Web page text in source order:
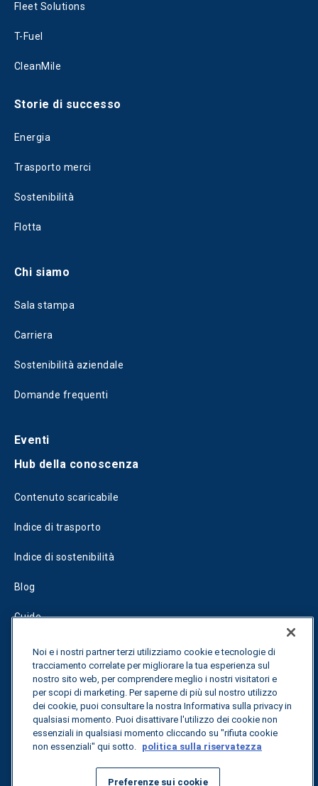
Fleet Solutions
T-Fuel
CleanMile
Storie di successo
Energia
Trasporto merci
Sostenibilità
Flotta
Chi siamo
Sala stampa
Carriera
Sostenibilità aziendale
Domande frequenti
Eventi
Hub della conoscenza
Contenuto scaricabile
Indice di trasporto
Indice di sostenibilità
Blog
Guide
Fuel Savings Calculator
Calcolatore di ottimizzazione dei trasporti
Tracciamento delle tariffe
Contattateci
Noi e i nostri partner terzi utilizziamo cookie e tecnologie di
tracciamento correlate per migliorare la tua esperienza sul
nostro sito web, per comprendere meglio i nostri visitatori e
per scopi di marketing. Per saperne di più sul nostro utilizzo
dei cookie, puoi consultare la nostra Informativa sulla privacy in
qualsiasi momento. Puoi disattivare l'utilizzo dei cookie non
essenziali in qualsiasi momento cliccando su "rifiuta cookie
non essenziali" qui sotto. politica sulla riservatezza
Preferenze sui cookie